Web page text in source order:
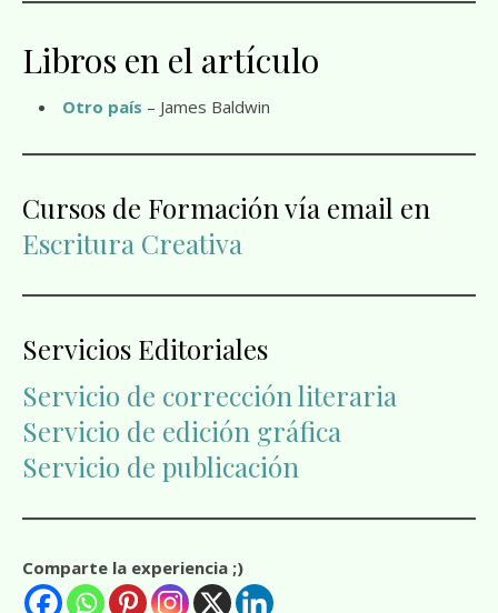
Libros en el artículo
Otro país – James Baldwin
Cursos de Formación vía email en
Escritura Creativa
Servicios Editoriales
Servicio de corrección literaria
Servicio de edición gráfica
Servicio de publicación
Comparte la experiencia ;)